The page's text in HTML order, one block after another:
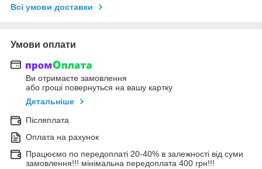
Всі умови доставки
Умови оплати
Ви отримаєте замовлення
або гроші повернуться на вашу картку
Детальніше
Післяплата
Оплата на рахунок
Працюємо по передоплаті 20-40% в залежності від суми
замовлення!!! мінімальна передоплата 400 грн!!!